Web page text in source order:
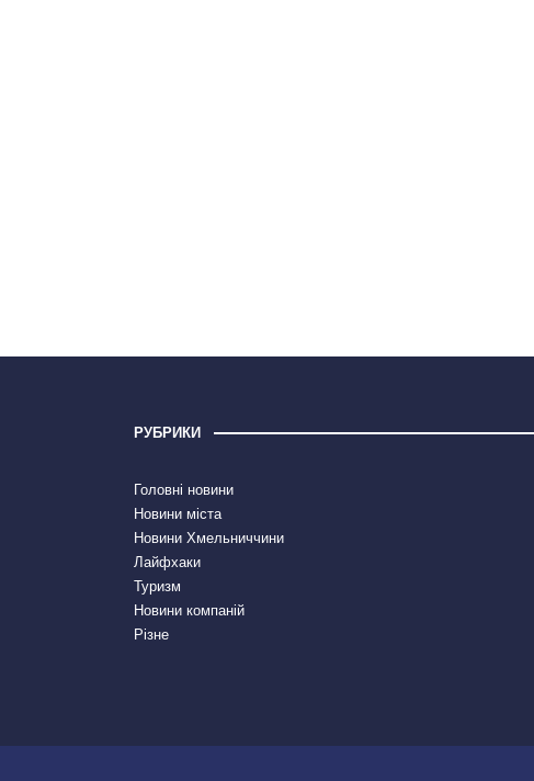
РУБРИКИ
Головні новини
Новини міста
Новини Хмельниччини
Лайфхаки
Туризм
Новини компаній
Різне